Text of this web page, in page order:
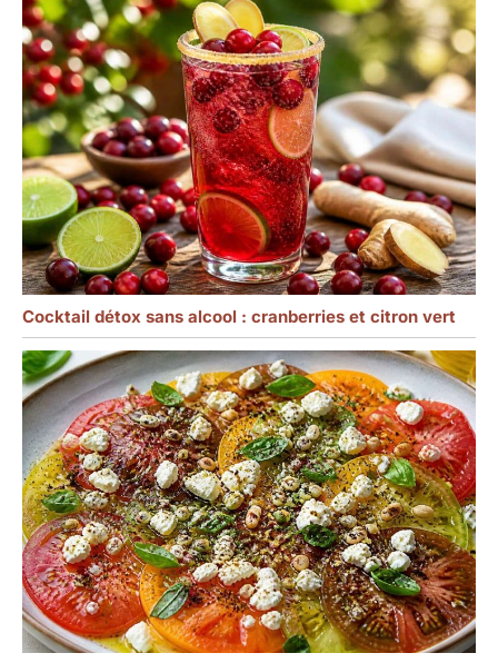
Cocktail détox sans alcool : cranberries et citron vert